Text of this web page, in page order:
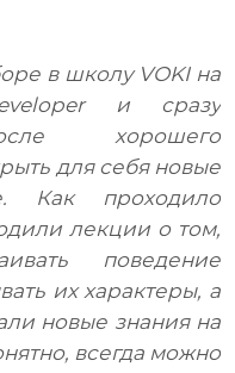
в школу VOKI на
и сразу
хорошего
для себя новые
Как проходило
лекции о том,
поведение
их характеры, а
новые знания на
всегда можно